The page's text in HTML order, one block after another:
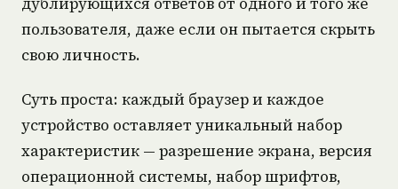
пользователя, даже если он пытается скрыть
свою личность.
Суть проста: каждый браузер и каждое
устройство оставляет уникальный набор
характеристик — разрешение экрана, версия
операционной системы, набор шрифтов,